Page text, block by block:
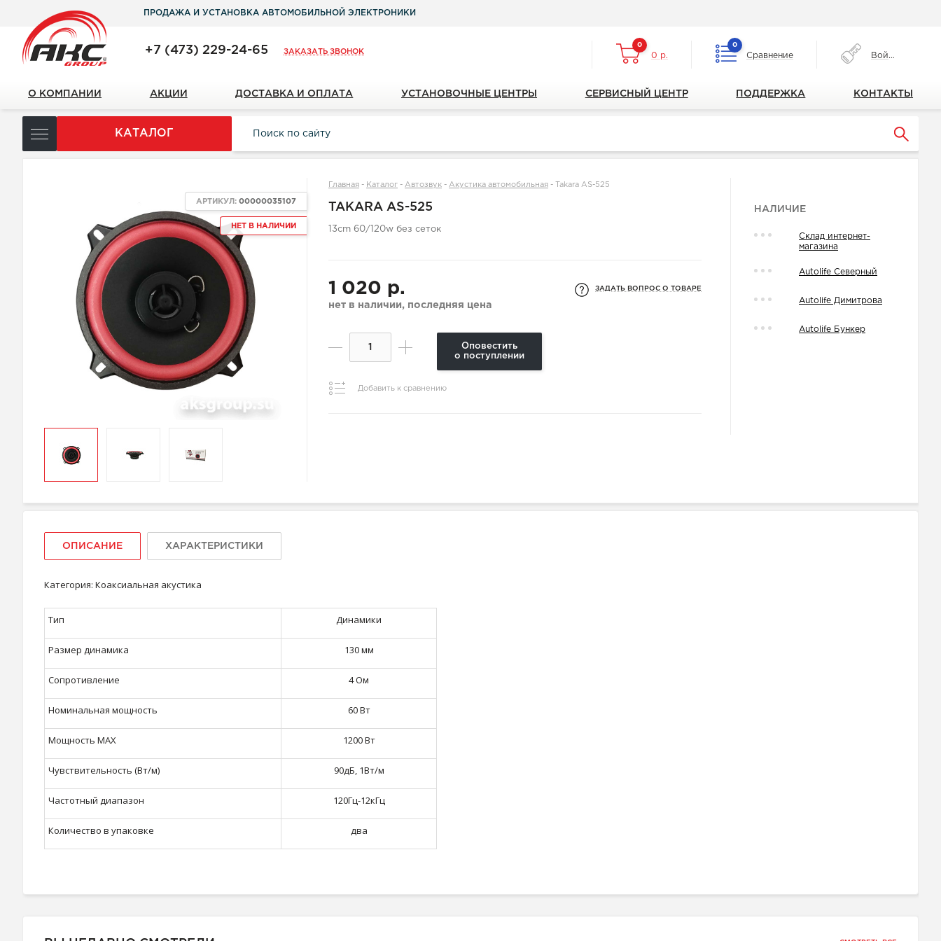
ПРОДАЖА И УСТАНОВКА АВТОМОБИЛЬНОЙ ЭЛЕКТРОНИКИ
+7 (473) 229-24-65 ЗАКАЗАТЬ ЗВОНОК
0
0 р.
0
Сравнение Войти
О КОМПАНИИ АКЦИИ ДОСТАВКА И ОПЛАТА УСТАНОВОЧНЫЕ ЦЕНТРЫ СЕРВИСНЫЙ ЦЕНТР ПОДДЕРЖКА КОНТАКТЫ
КАТАЛОГ
НЕТ В НАЛИЧИИ
АРТИКУЛ:00000035107
Главная - Каталог -Автозвук -Акустика автомобильная - Takara AS-525
TAKARA AS-525
13cm 60/120w без сеток
1 020 р.
нет в наличии, последняя цена
ЗАДАТЬ ВОПРОС О ТОВАРЕ
Оповестить
о поступлении
Добавить к сравнению
НАЛИЧИЕ
Склад интернет-
магазина
Autolife Северный
Autolife Димитрова
Autolife Бункер
ОПИСАНИЕ ХАРАКТЕРИСТИКИ
Категория: Коаксиальная акустика
Тип Динамики
Размер динамика 130 мм
Сопротивление 4Ом
Номинальная мощность 60 Вт
Мощность MAX 1200Вт
Чувствительность (Вт/м) 90дБ, 1Вт/м
Частотный диапазон 120Гц-12кГц
Количество в упаковке два